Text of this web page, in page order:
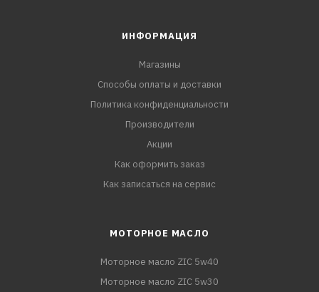
ИНФОРМАЦИЯ
Магазины
Способы оплаты и доставки
Политика конфиденциальности
Производители
Акции
Как оформить заказ
Как записаться на сервис
МОТОРНОЕ МАСЛО
Моторное масло ZIC 5w40
Моторное масло ZIC 5w30